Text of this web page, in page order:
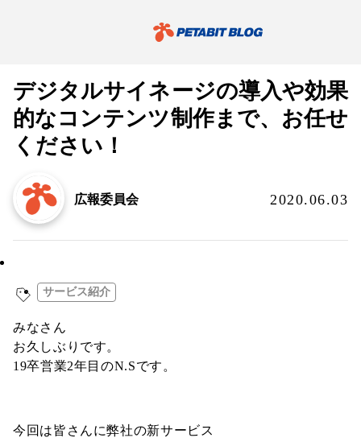
デジタルサイネージの導入や効果
的なコンテンツ制作まで、お任せ
ください！
広報委員会 2020.06.03
サービス紹介
みなさん
お久しぶりです。
19卒営業2年目のN.Sです。
今回は皆さんに弊社の新サービス